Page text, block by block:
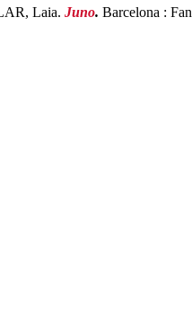
Laia. Juno. Barcelona :